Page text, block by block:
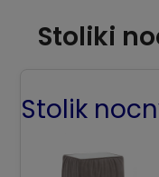
Stoliki
Stolik